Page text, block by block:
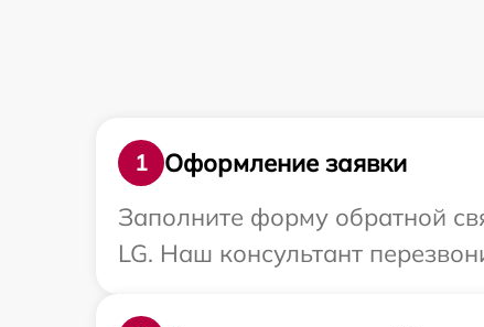
1
Оформление заявки
Заполните форму обратной
LG. Наш консультант